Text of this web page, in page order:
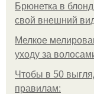
Брюнетка в
свой внешний
Мелкое
уходу за
Чтобы в 50
правилам: